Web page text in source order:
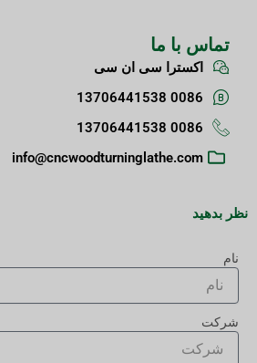
تماس با ما
اکسترا سی ان سی
0086 13706441538
0086 13706441538
info@cncwoodturninglathe.com
نظر بدهید
نام
شرکت